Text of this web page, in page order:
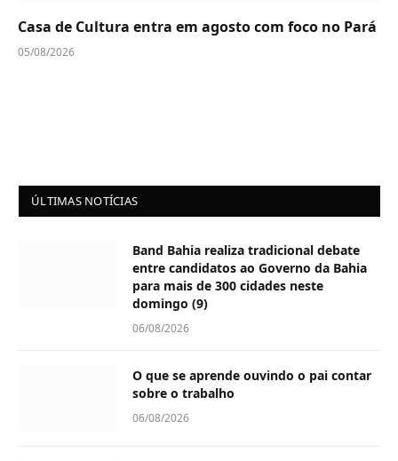
Casa de Cultura entra em agosto com foco no Pará
05/08/2026
ÚLTIMAS NOTÍCIAS
Band Bahia realiza tradicional debate
entre candidatos ao Governo da Bahia
para mais de 300 cidades neste
domingo (9)
06/08/2026
O que se aprende ouvindo o pai contar
sobre o trabalho
06/08/2026